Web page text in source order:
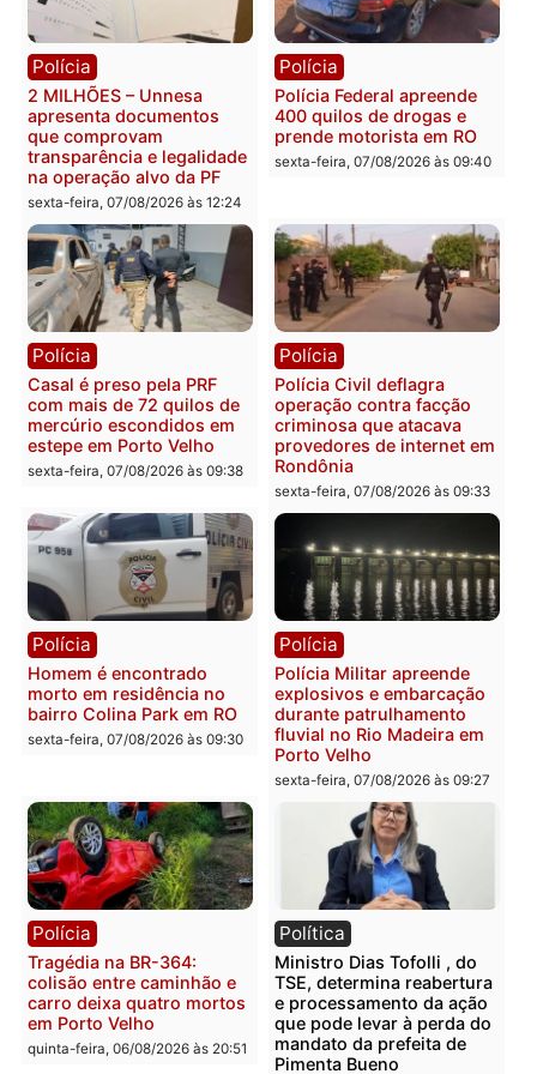
Política
Marcos Rogério apresenta
Plano de Governo com
228 projetos, metas
públicas e
acompanhamento de
resultados
sexta-feira, 07/08/2026 às 18:49
Política
Eleições 2026: Pastor
Evanildo pode ser o
primeiro pastor de
Rondônia na Câmara
Federal
Polícia
2 MILHÕES – Unnesa
apresenta documentos
que comprovam
transparência e legalidade
sexta-feira, 07/08/2026 às 12:24
Polícia
Polícia Federal apreende
400 quilos de drogas e
prende motorista em RO
sexta-feira, 07/08/2026 às
Polícia
Casal é preso pela PRF
com mais de 72 quilos de
sexta-feira, 07/08/2026 às 09:38
Polícia
Polícia Civil deflagra
operação contra facção
criminosa que atacava
provedores de internet
Rondônia
sexta-feira, 07/08/2026 às
Polícia
Homem é encontrado
Polícia
Polícia Militar apreende
explosivos e